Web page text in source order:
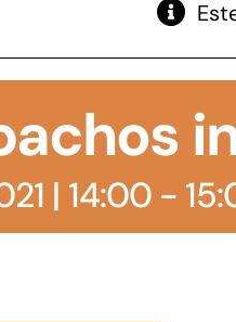
e despesas
| 14:00-